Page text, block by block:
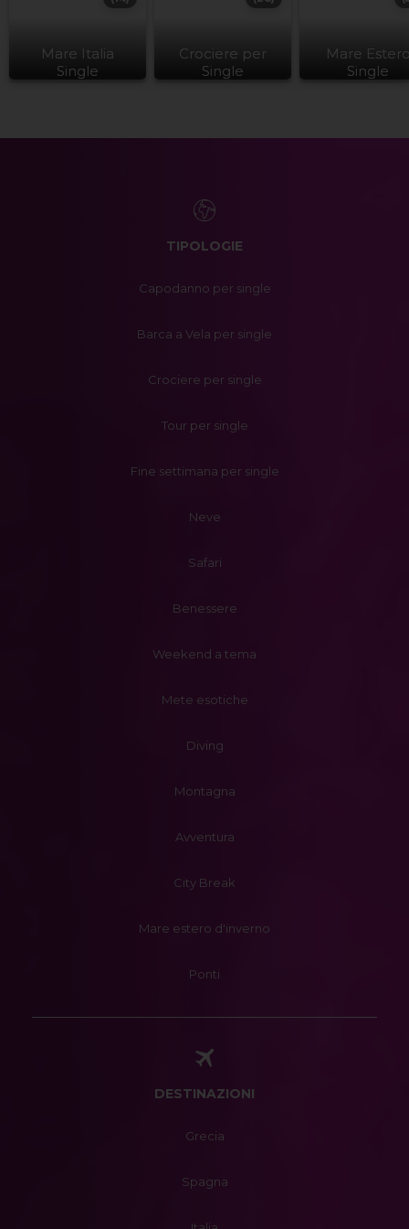
Mare Italia
Single
Crociere per
Single
Mare
Single
TIPOLOGIE
Capodanno per single
Barca a Vela per single
Crociere per single
Tour per single
Fine settimana per single
Neve
Safari
Benessere
Weekend a tema
Mete esotiche
Diving
Montagna
Avventura
City Break
Mare estero d'inverno
Ponti
DESTINAZIONI
Grecia
Spagna